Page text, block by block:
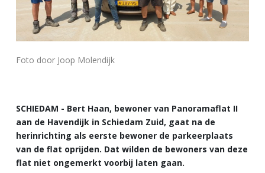
Foto door Joop Molendijk
SCHIEDAM - Bert Haan, bewoner van Panoramaflat II
aan de Havendijk in Schiedam Zuid, gaat na de
herinrichting als eerste bewoner de parkeerplaats
van de flat oprijden. Dat wilden de bewoners van deze
flat niet ongemerkt voorbij laten gaan.